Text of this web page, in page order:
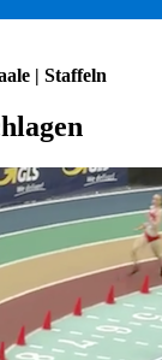
| Staffeln